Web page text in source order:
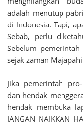
adalah menutup
di Indonesia. Tapi,
Sebab, perlu
Sebelum
sejak zaman
Jika pemerintah
dan hendak
hendak membuka
JANGAN NAIKKAN